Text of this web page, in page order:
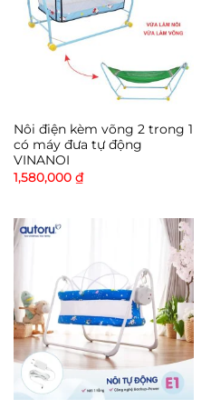
Nôi điện kèm võng 2 trong 1
có máy đưa tự động
VINANOI
1,580,000 ₫